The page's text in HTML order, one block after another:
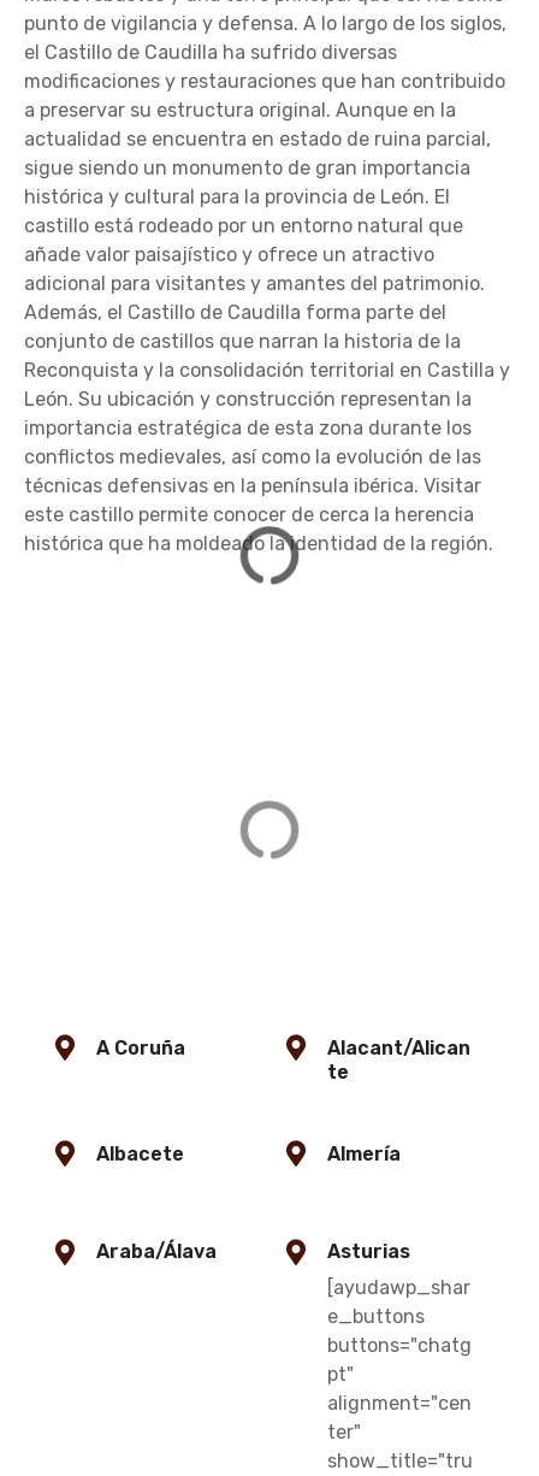
punto de vigilancia y defensa. A lo largo de los siglos,
el Castillo de Caudilla ha sufrido diversas
modificaciones y restauraciones que han contribuido
a preservar su estructura original. Aunque en la
actualidad se encuentra en estado de ruina parcial,
sigue siendo un monumento de gran importancia
histórica y cultural para la provincia de León. El
castillo está rodeado por un entorno natural que
añade valor paisajístico y ofrece un atractivo
adicional para visitantes y amantes del patrimonio.
Además, el Castillo de Caudilla forma parte del
conjunto de castillos que narran la historia de la
Reconquista y la consolidación territorial en Castilla y
León. Su ubicación y construcción representan la
importancia estratégica de esta zona durante los
conflictos medievales, así como la evolución de las
técnicas defensivas en la península ibérica. Visitar
este castillo permite conocer de cerca la herencia
histórica que ha moldeado la identidad de la región.
45126 Cuerva, Toledo
A Coruña
Alacant/Alican
te
Albacete Almería
Araba/Álava
Asturias
[ayudawp_shar
e_buttons
buttons="chatg
pt"
alignment="cen
ter"
show_title="tru